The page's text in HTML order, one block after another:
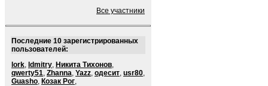
Все участники
Последние 10 зарегистрированных
пользователей:
lork, ldmitry, Никита Тихонов,
qwerty51, Zhanna, Yazz, одесит, usr80,
Guasho, Козак Рог,